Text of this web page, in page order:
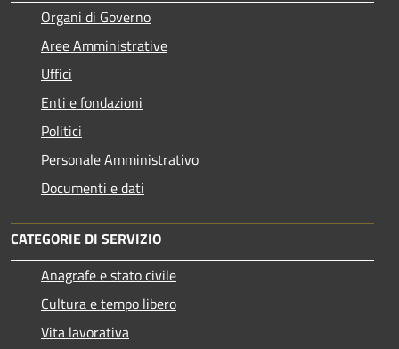
Organi di Governo
Aree Amministrative
Uffici
Enti e fondazioni
Politici
Personale Amministrativo
Documenti e dati
CATEGORIE DI SERVIZIO
Anagrafe e stato civile
Cultura e tempo libero
Vita lavorativa